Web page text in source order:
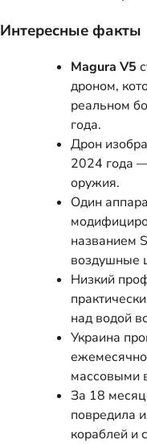
Интересные факты
Magura V5
дроном,
реальном
года.
Дрон
2024 года
оружия.
Один
названием
воздушные
Низкий
над водой
Украина
массовыми
За 18
повредила
кораблей и